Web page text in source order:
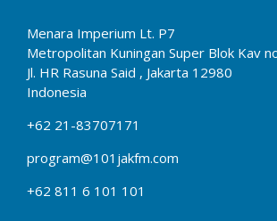
Menara Imperium Lt. P7
Metropolitan Kuningan Super Blok Kav
Jl. HR Rasuna Said , Jakarta 12980
Indonesia
+62 21-83707171
program@101jakfm.com
+62 811 6 101 101